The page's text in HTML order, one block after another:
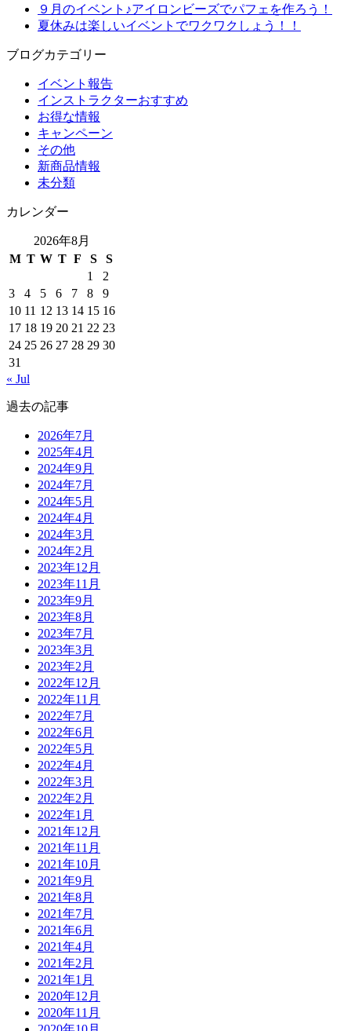
９月のイベント♪アイロンビーズでパフェを作ろう！
夏休みは楽しいイベントでワクワクしょう！！
ブログカテゴリー
イベント報告
インストラクターおすすめ
お得な情報
キャンペーン
その他
新商品情報
未分類
カレンダー
2026年8月
M T W T F S
S
1
2
3
4 5 6 7 8
9
10 11 12 13 14 15 16
17 18 19 20 21 22 23
24 25 26 27 28 29 30
31
« Jul
過去の記事
2026年7月
2025年4月
2024年9月
2024年7月
2024年5月
2024年4月
2024年3月
2024年2月
2023年12月
2023年11月
2023年9月
2023年8月
2023年7月
2023年3月
2023年2月
2022年12月
2022年11月
2022年7月
2022年6月
2022年5月
2022年4月
2022年3月
2022年2月
2022年1月
2021年12月
2021年11月
2021年10月
2021年9月
2021年8月
2021年7月
2021年6月
2021年4月
2021年2月
2021年1月
2020年12月
2020年11月